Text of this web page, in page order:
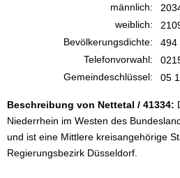
männlich:
weiblich:
Bevölkerungsdichte:
494
Telefonvorwahl:
Gemeindeschlüssel:
05
Beschreibung von Nettetal / 41334:
Niederrhein im Westen des
und ist eine Mittlere kreisangehörige
Regierungsbezirk Düsseldorf.